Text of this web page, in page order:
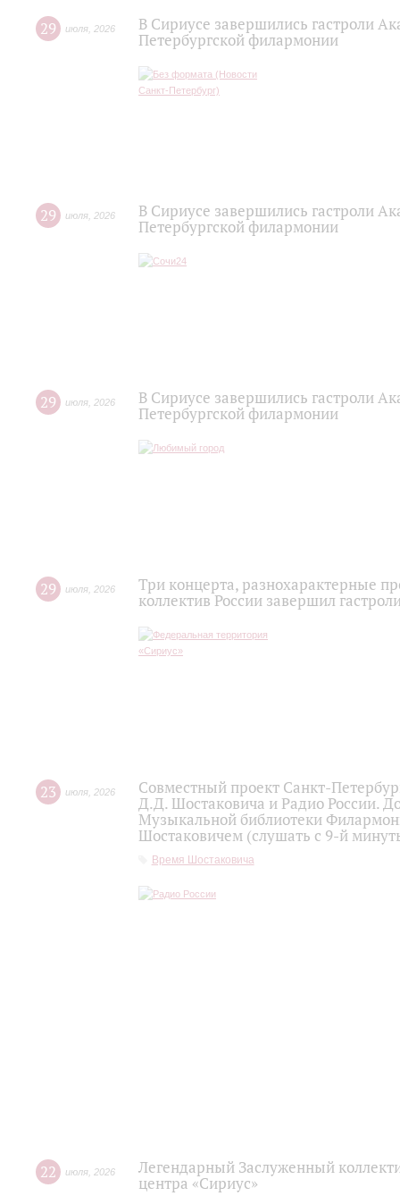
29 июля 2026
В Сириусе завершились гастроли
Петербургской филармонии
29 июля 2026
В Сириусе завершились гастроли
Петербургской филармонии
29 июля 2026
В Сириусе завершились гастроли
Петербургской филармонии
29 июля 2026
Три концерта, разнохарактерные
коллектив России завершил
23 июля 2026
Совместный проект Санкт-
Д.Д. Шостаковича и Радио России.
Музыкальной библиотеки
Шостаковичем (слушать с 9-й
Время Шостаковича
22 июля 2026
Легендарный Заслуженный
центра «Сириус»